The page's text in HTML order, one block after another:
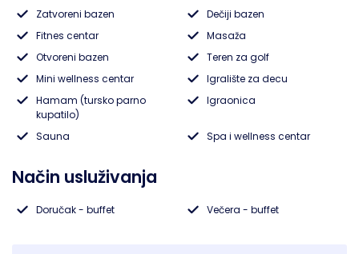
Zatvoreni bazen
Dečiji bazen
Fitnes centar
Masaža
Otvoreni bazen
Teren za golf
Mini wellness centar
Igralište za decu
Hamam (tursko parno
kupatilo)
Igraonica
Sauna Spa i wellness centar
Način usluživanja
Doručak - buffet Večera - buffet